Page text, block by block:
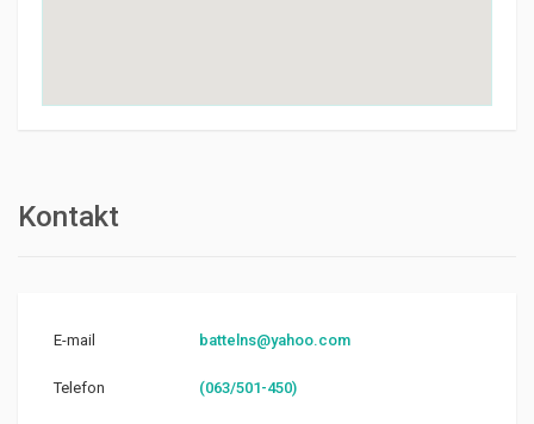
Kontakt
E-mail battelns@yahoo.com
Telefon (063/501-450)